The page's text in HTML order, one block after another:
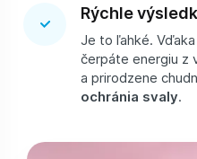
Rýchle
Je to ľahké. Vďaka
čerpáte energiu z
a prirodzene
ochránia svaly.